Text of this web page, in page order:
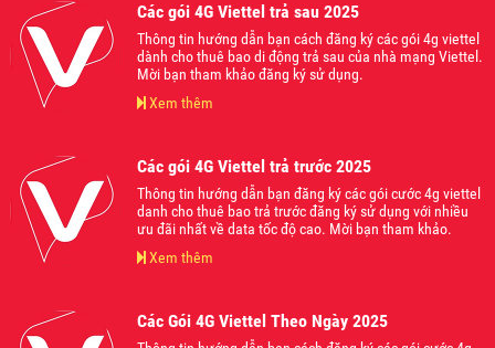
Các gói 4G Viettel trả sau 2025
Thông tin hướng dẫn bạn cách đăng ký các gói 4g viettel
dành cho thuê bao di động trả sau của nhà mạng Viettel.
Mời bạn tham khảo đăng ký sử dụng.
Xem thêm
Các gói 4G Viettel trả trước 2025
Thông tin hướng dẫn bạn đăng ký các gói cước 4g viettel
danh cho thuê bao trả trước đăng ký sử dụng với nhiều
ưu đãi nhất về data tốc độ cao. Mời bạn tham khảo.
Xem thêm
Các Gói 4G Viettel Theo Ngày 2025